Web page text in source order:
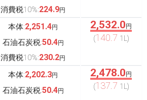
消費税10%:224.9円
本体:2,251.4円
石油石炭税:50.4円
消費税10%:230.2円
2,532.0 円
(140.7 1L)
本体:2,202.3円
石油石炭税:50.4円
2,478.0 円
(137.7 1L)